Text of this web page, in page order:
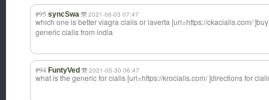
#95 syncSwa 2021-06-03 07:47
which one is better viagra cialis or laverta [url=https://ckacialis.com/
generic cialis from india
#94 FuntyVed 2021-05-30 06:47
what is the generic for cialis [url=https://krocialis.com/ ]directions for